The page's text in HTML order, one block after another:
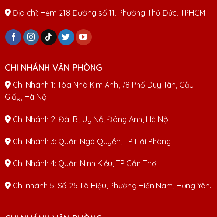
Địa chỉ: Hẻm 218 Đường số 11, Phường Thủ Đức, TPHCM
CHI NHÁNH VĂN PHÒNG
Chi Nhánh 1: Tòa Nhà Kim Ánh, 78 Phố Duy Tân, Cầu
Giấy, Hà Nội
Chi Nhánh 2: Đài Bi, Uy Nỗ, Đông Anh, Hà Nội
Chi Nhánh 3: Quận Ngô Quyền, TP Hải Phòng
Chi Nhánh 4: Quận Ninh Kiều, TP Cần Thơ
Chi nhánh 5: Số 25 Tô Hiệu, Phường Hiến Nam, Hưng Yên.